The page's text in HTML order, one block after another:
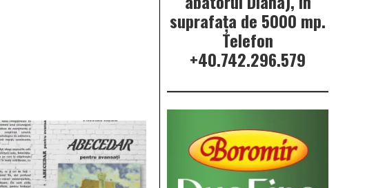
suprafața de 5000 mp.
Telefon
+40.742.296.579